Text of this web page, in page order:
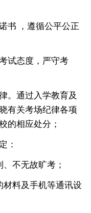
，遵循公平公正
试态度，严守考
通过入学教育及
有关考场纪律各项
的相应处分；
：
不无故旷考；
料及手机等通讯设